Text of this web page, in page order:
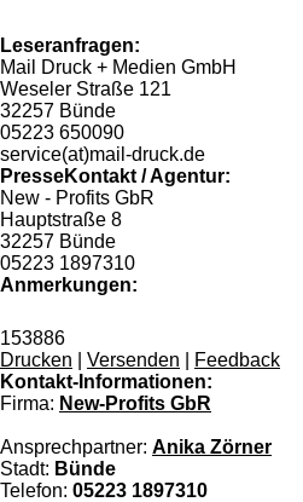
Leseranfragen:
Mail Druck + Medien GmbH
Weseler Straße 121
32257 Bünde
05223 650090
service(at)mail-druck.de
PresseKontakt / Agentur:
New - Profits GbR
Hauptstraße 8
32257 Bünde
05223 1897310
Anmerkungen:
153886
Drucken
Versenden
Feedback
Kontakt-Informationen:
Firma: New-Profits GbR
Ansprechpartner: Anika Zörner
Stadt: Bünde
Telefon: 05223 1897310